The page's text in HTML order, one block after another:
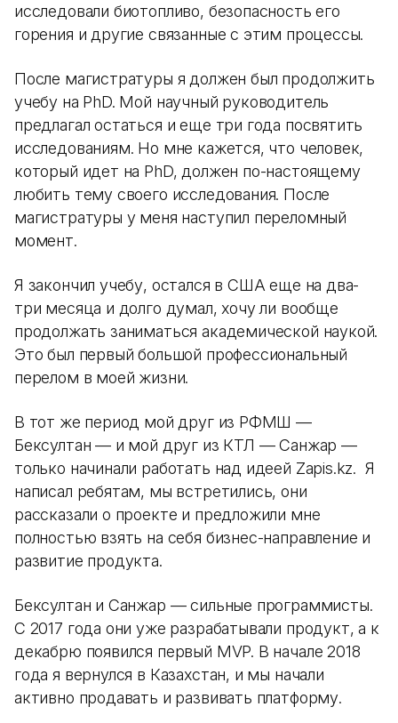
исследовали биотопливо, безопасность его
горения и другие связанные с этим процессы.
После магистратуры я должен был продолжить
учебу на PhD. Мой научный руководитель
предлагал остаться и еще три года посвятить
исследованиям. Но мне кажется, что человек,
который идет на PhD, должен по-настоящему
любить тему своего исследования. После
магистратуры у меня наступил переломный
момент.
Я закончил учебу, остался в США еще на два-
три месяца и долго думал, хочу ли вообще
продолжать заниматься академической наукой.
Это был первый большой профессиональный
перелом в моей жизни.
В тот же период мой друг из РФМШ —
Бексултан — и мой друг из КТЛ — Санжар —
только начинали работать над идеей Zapis.kz. Я
написал ребятам, мы встретились, они
рассказали о проекте и предложили мне
полностью взять на себя бизнес-направление и
развитие продукта.
Бексултан и Санжар — сильные программисты.
С 2017 года они уже разрабатывали продукт, а к
декабрю появился первый MVP. В начале 2018
года я вернулся в Казахстан, и мы начали
активно продавать и развивать платформу.